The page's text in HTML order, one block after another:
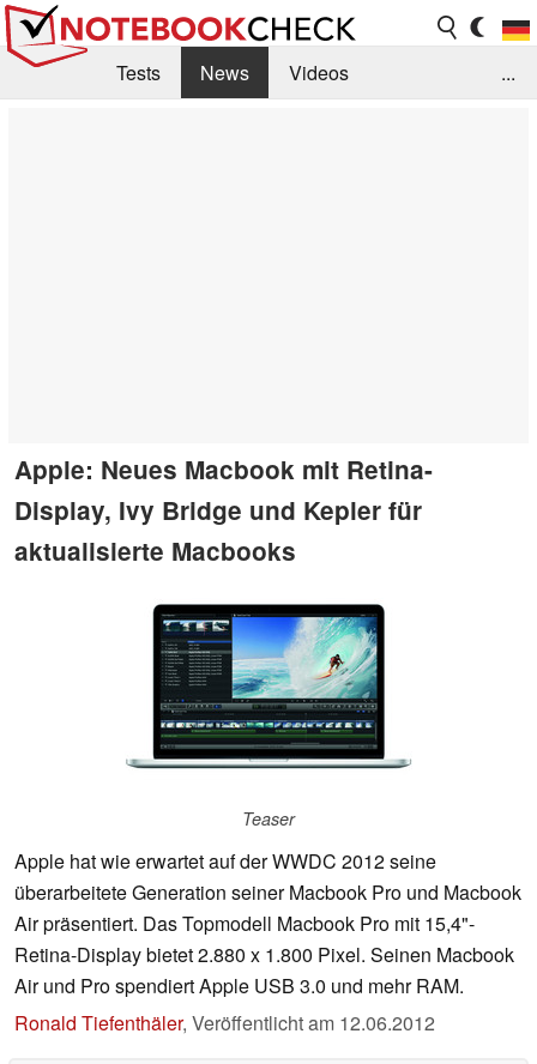
Tests News
Videos
...
Apple: Neues Macbook mit Retina-
Display, Ivy Bridge und Kepler für
aktualisierte Macbooks
Teaser
Apple hat wie erwartet auf der WWDC 2012 seine
überarbeitete Generation seiner Macbook Pro und Macbook
Air präsentiert. Das Topmodell Macbook Pro mit 15,4"-
Retina-Display bietet 2.880 x 1.800 Pixel. Seinen Macbook
Air und Pro spendiert Apple USB 3.0 und mehr RAM.
Ronald Tiefenthäler, Veröffentlicht am 12.06.2012